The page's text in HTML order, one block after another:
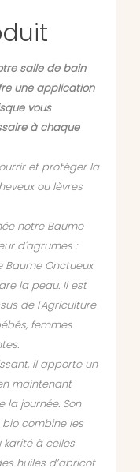
salle de bain
une application
vous
à chaque
et protéger la
ou lèvres
notre Baume
d'agrumes :
Baume Onctueux
la peau. Il est
de l'Agriculture
femmes
il apporte un
maintenant
journée. Son
combine les
à celles
huiles d’abricot